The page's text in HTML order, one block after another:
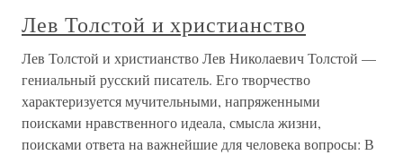
Лев Толстой и христианство
Лев Толстой и христианство Лев Николаевич Толстой —
гениальный русский писатель. Его творчество
характеризуется мучительными, напряженными
поисками нравственного идеала, смысла жизни,
поисками ответа на важнейшие для человека вопросы: В